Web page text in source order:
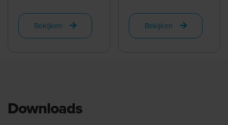
0.5mm2. Daarnaast is
hij ook ...Bekijken
van de instelbare ...
Bekijken
Downloads